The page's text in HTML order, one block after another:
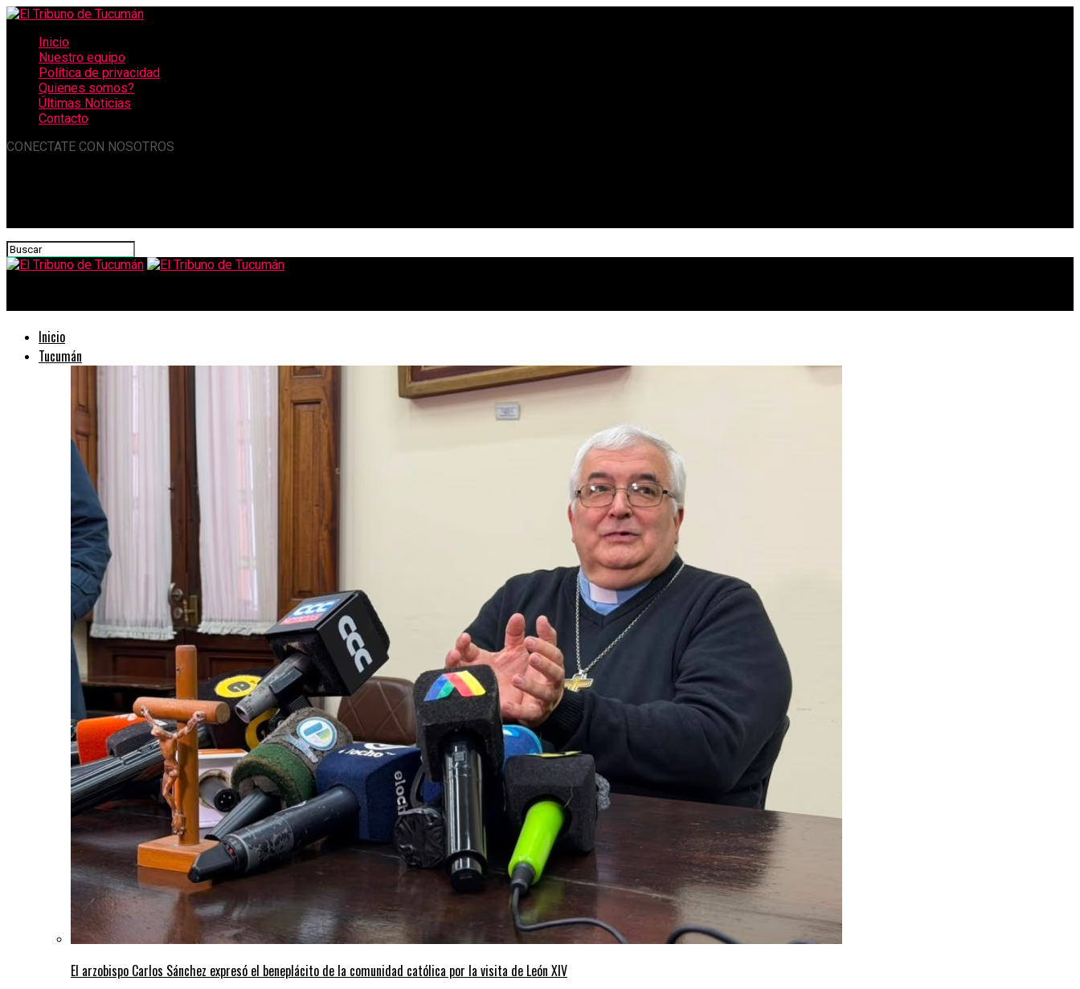
Inicio
Nuestro equipo
Política de privacidad
Quienes somos?
Últimas Noticias
Contacto
CONECTATE CON NOSOTROS
Inicio
Tucumán
El arzobispo Carlos Sánchez expresó el beneplácito de la comunidad católica por la visita de León XIV